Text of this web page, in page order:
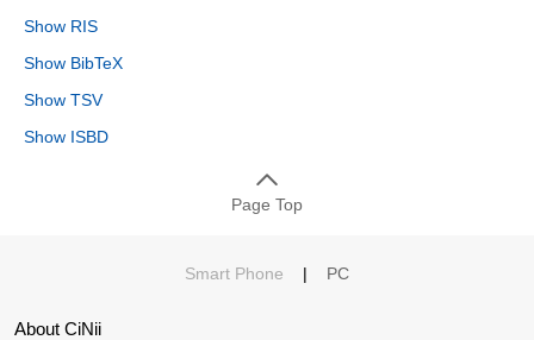
Show RIS
Show BibTeX
Show TSV
Show ISBD
Page Top
Smart Phone | PC
About CiNii